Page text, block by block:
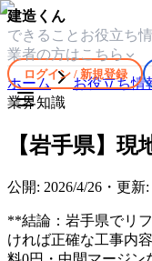
建造くん
できること お役立ち
業者の方はこちら
ログイン / 新規登録
ホーム お役立ち情
業界知識
【岩手県】
公開: 2026/4/26 ・ 更新:
**結論：岩手県でリ
ければ正確な工事内